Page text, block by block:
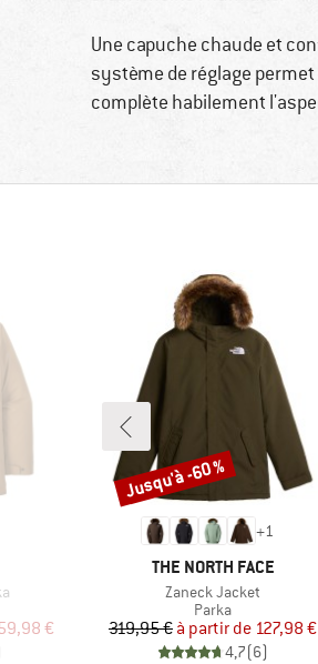
Une capuche chaude et
système de réglage
complète habilement
€
+1
MARQUE
THE NORTH FACE
Article
Zaneck Jacket
Product group
Parka
Prix
319,95 € Prix réduit
à partir de 127,98 €
4,7(6)
Remise
Jusqu'à -60 %